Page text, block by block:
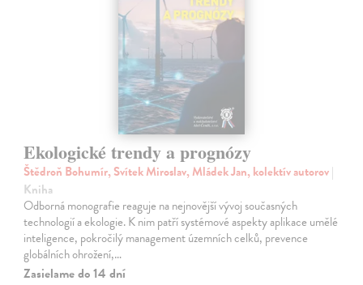
Ekologické trendy a prognózy
Štědroň Bohumír, Svítek Miroslav, Mládek Jan, kolektív autorov|
Kniha
Odborná monografie reaguje na nejnovější vývoj současných
technologií a ekologie. K nim patří systémové aspekty aplikace umělé
inteligence, pokročilý management územních celků, prevence
globálních ohrožení,…
Zasielame do 14 dní